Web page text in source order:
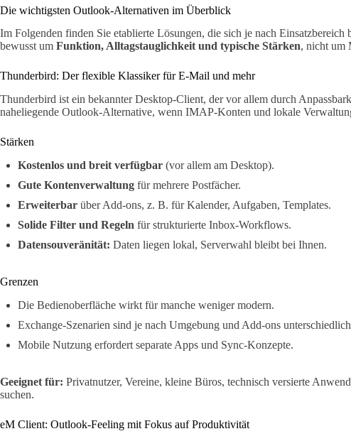
Die wichtigsten Outlook-Alternativen im Überblick
Im Folgenden finden Sie etablierte Lösungen, die sich je nach Einsatzbereich
bewusst um Funktion, Alltagstauglichkeit und typische Stärken, nicht um
Thunderbird: Der flexible Klassiker für E-Mail und mehr
Thunderbird ist ein bekannter Desktop-Client, der vor allem durch
naheliegende Outlook-Alternative, wenn IMAP-Konten und lokale
Stärken
Kostenlos und breit verfügbar (vor allem am Desktop).
Gute Kontenverwaltung für mehrere Postfächer.
Erweiterbar über Add-ons, z. B. für Kalender, Aufgaben, Templates.
Solide Filter und Regeln für strukturierte Inbox-Workflows.
Datensouveränität: Daten liegen lokal, Serverwahl bleibt bei Ihnen.
Grenzen
Die Bedienoberfläche wirkt für manche weniger modern.
Exchange-Szenarien sind je nach Umgebung und Add-ons
Mobile Nutzung erfordert separate Apps und Sync-Konzepte.
Geeignet für: Privatnutzer, Vereine, kleine Büros, technisch versierte
suchen.
eM Client: Outlook-Feeling mit Fokus auf Produktivität